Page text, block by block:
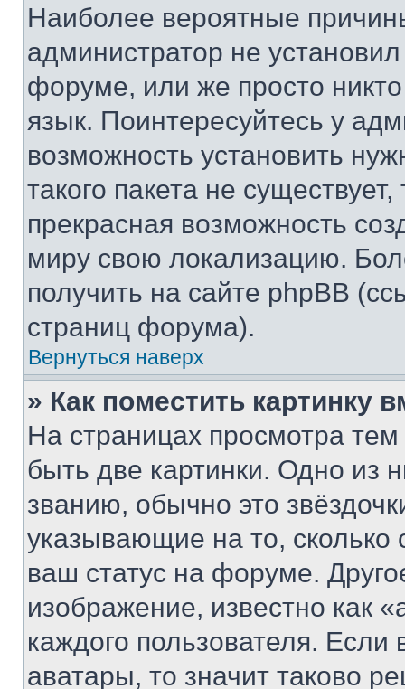
Наиболее вероятные
администратор не
форуме, или же просто
язык. Поинтересуйтесь у
возможность установить
такого пакета не
прекрасная возможность
миру свою локализацию.
получить на сайте phpBB
страниц форума).
Вернуться наверх
» Как поместить картинку
На страницах просмотра
быть две картинки. Одно из
званию, обычно это
указывающие на то,
ваш статус на форуме.
изображение, известно как
каждого пользователя.
аватары, то значит таково